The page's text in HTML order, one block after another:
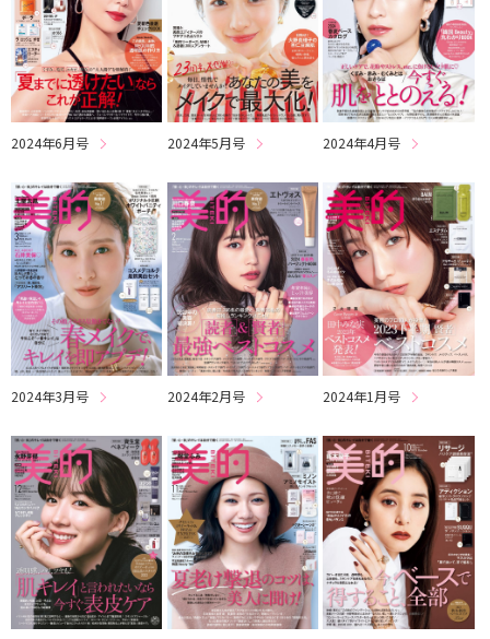
2024年6月号 2024年5月号 2024年4月号
2024年3月号 2024年2月号 2024年1月号